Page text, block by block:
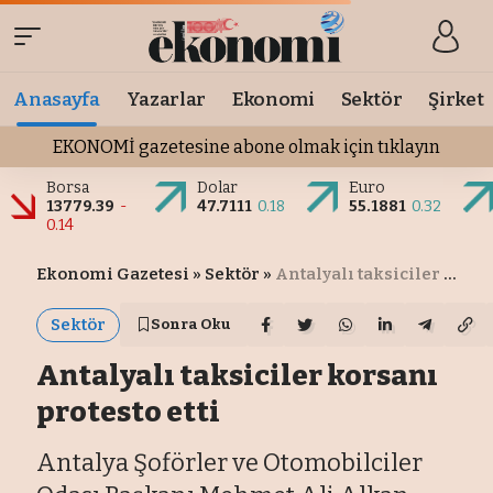
Anasayfa Yazarlar Ekonomi Sektör Şirket
EKONOMİ gazetesine abone olmak için tıklayın
Borsa
13779.39 -
0.14
Dolar
47.7111 0.18
Euro
55.1881 0.32
Ekonomi Gazetesi » Sektör » Antalyalı taksiciler korsanı protesto etti
Sektör Sonra Oku
Antalyalı taksiciler korsanı
protesto etti
Antalya Şoförler ve Otomobilciler